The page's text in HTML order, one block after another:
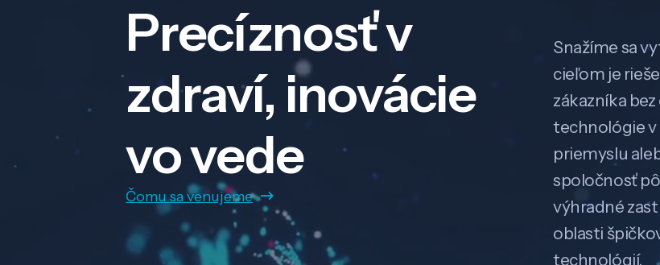
Precíznosť v
zdraví, inovácie
vo vede
Čomu sa venujeme
Snažíme sa
cieľom je
zákazníka
technológie v
priemyslu
spoločnosť
výhradné
oblasti
technológií.